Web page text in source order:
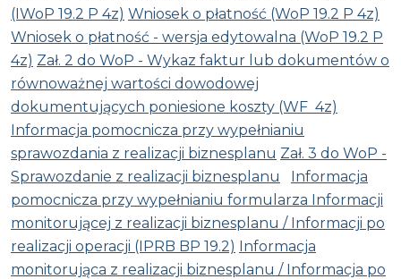
(IWoP 19.2 P 4z) Wniosek o płatność (WoP 19.2 P 4z)
Wniosek o płatność - wersja edytowalna (WoP 19.2 P
4z) Zał. 2 do WoP - Wykaz faktur lub dokumentów o
równoważnej wartości dowodowej
dokumentujących poniesione koszty (WF 4z)
Informacja pomocnicza przy wypełnianiu
sprawozdania z realizacji biznesplanu Zał. 3 do WoP -
Sprawozdanie z realizacji biznesplanu
Informacja
pomocnicza przy wypełnianiu formularza Informacji
monitorującej z realizacji biznesplanu / Informacji po
realizacji operacji (IPRB BP 19.2) Informacja
monitorująca z realizacji biznesplanu / Informacja po